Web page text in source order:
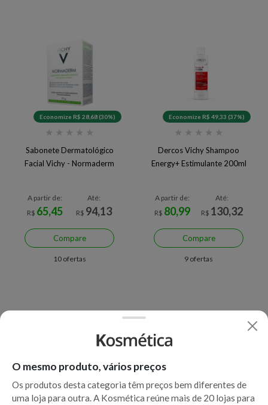
Economize R$ 28,68 (30%)
★ ★ ★ ★ ★
Sabonete Dermatológico
Facial Vichy - Normaderm
A partir de:
R$ 65,45
Até:
R$ 94,13
Compare
10 ofertas
Economize R$ 49,33 (37%)
★ ★ ★ ★ ★
Dercos Vichy Shampoo
Energy+ Estimulante 200ml
A partir de:
R$ 80,99
Até:
R$ 130,32
Compare
9 ofertas
O mesmo produto, vários preços
Os produtos desta categoria têm preços bem diferentes de
uma loja para outra. A Kosmética reúne mais de 20 lojas para